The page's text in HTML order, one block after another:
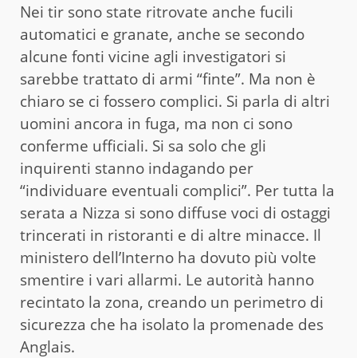
Nei tir sono state ritrovate anche fucili
automatici e granate, anche se secondo
alcune fonti vicine agli investigatori si
sarebbe trattato di armi “finte”. Ma non è
chiaro se ci fossero complici. Si parla di altri
uomini ancora in fuga, ma non ci sono
conferme ufficiali. Si sa solo che gli
inquirenti stanno indagando per
“individuare eventuali complici”. Per tutta la
serata a Nizza si sono diffuse voci di ostaggi
trincerati in ristoranti e di altre minacce. Il
ministero dell’Interno ha dovuto più volte
smentire i vari allarmi. Le autorità hanno
recintato la zona, creando un perimetro di
sicurezza che ha isolato la promenade des
Anglais.